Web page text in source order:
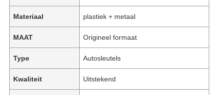
Materiaal plastiek + metaal
MAAT Origineel formaat
Type Autosleutels
Kwaliteit Uitstekend